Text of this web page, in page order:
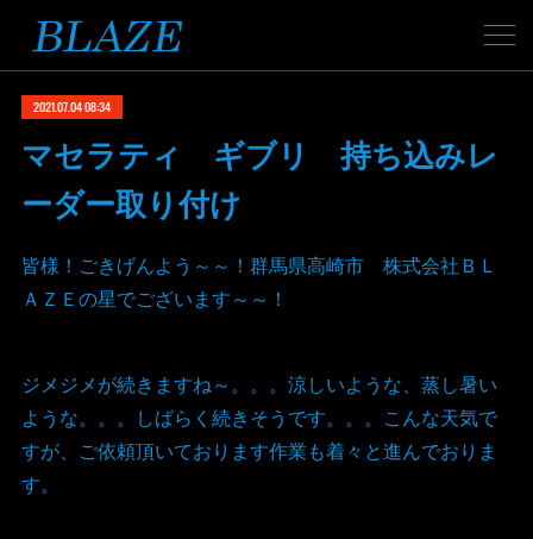
2021.07.04 08:34
マセラティ ギブリ 持ち込みレ
ーダー取り付け
皆様！ごきげんよう～～！群馬県高崎市 株式会社ＢＬ
ＡＺＥの星でございます～～！
ジメジメが続きますね～。。。涼しいような、蒸し暑い
ような。。。しばらく続きそうです。。。こんな天気で
すが、ご依頼頂いております作業も着々と進んでおりま
す。